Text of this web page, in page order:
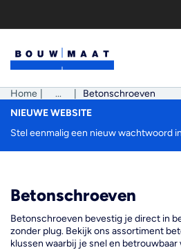
inhoud
Home ...
Pad
Betonschroeven
NIEUWE WEBSITE
Stel eenmalig een nieuw wachtwoord
Betonschroeven
Betonschroeven bevestig je direct in
zonder plug. Bekijk ons assortiment
klussen waarbij je snel en